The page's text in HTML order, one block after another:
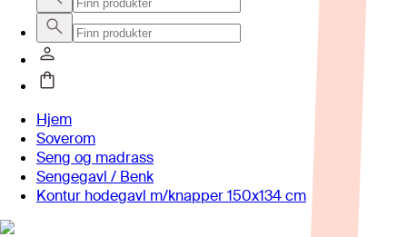
Hjem
Soverom
Seng og madrass
Sengegavl / Benk
Kontur hodegavl m/knapper 150x134 cm